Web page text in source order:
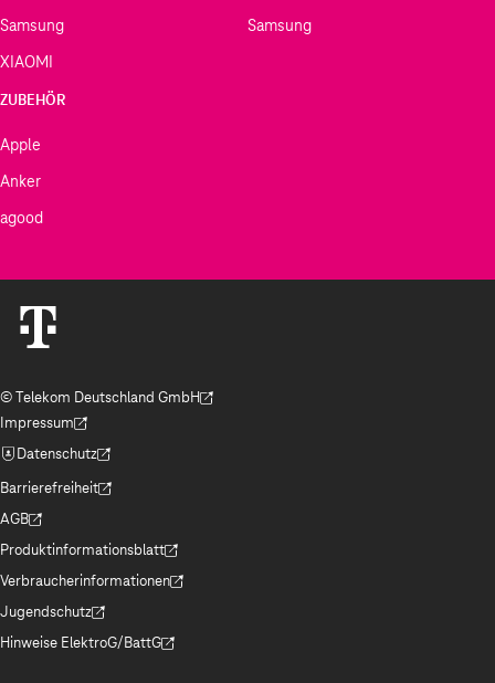
Samsung
XIAOMI
Samsung
ZUBEHÖR
Apple
Anker
agood
© Telekom Deutschland GmbH
(Der Link wird in einem neuen Tab geöffnet)
Impressum
(Der Link wird in einem neuen Tab geöffnet)
Datenschutz
(Der Link wird in einem neuen Tab geöffnet)
Barrierefreiheit
(Der Link wird in einem neuen Tab geöffnet)
AGB
(Der Link wird in einem neuen Tab geöffnet)
Produktinformationsblatt
(Der Link wird in einem neuen Tab geöffnet)
Verbraucherinformationen
(Der Link wird in einem neuen Tab geöffnet)
Jugendschutz
(Der Link wird in einem neuen Tab geöffnet)
Hinweise ElektroG/BattG
(Der Link wird in einem neuen Tab geöffnet)